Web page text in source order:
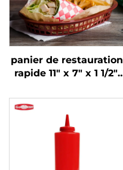
panier de restauration
rapide 11" x 7" x 1 1/2",
SE3018BN